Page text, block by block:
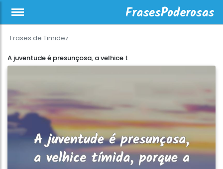
Frases de Timidez
A juventude é presunçosa, a velhice t